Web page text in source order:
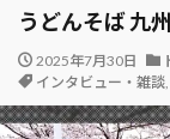
うどんそば 九
2025年7月30日
インタビュー・雑談,